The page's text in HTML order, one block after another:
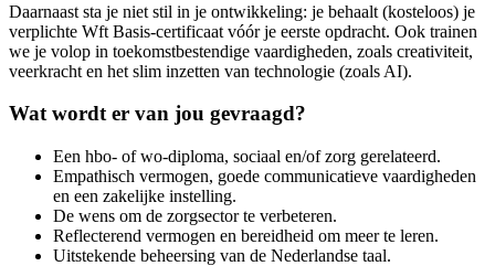
Daarnaast sta je niet stil in je ontwikkeling: je behaalt (kosteloos) je
verplichte Wft Basis-certificaat vóór je eerste opdracht. Ook trainen
we je volop in toekomstbestendige vaardigheden, zoals creativiteit,
veerkracht en het slim inzetten van technologie (zoals AI).
Wat wordt er van jou gevraagd?
Een hbo- of wo-diploma, sociaal en/of zorg gerelateerd.
Empathisch vermogen, goede communicatieve vaardigheden
en een zakelijke instelling.
De wens om de zorgsector te verbeteren.
Reflecterend vermogen en bereidheid om meer te leren.
Uitstekende beheersing van de Nederlandse taal.